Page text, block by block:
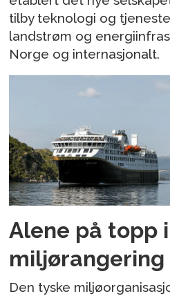
tilby teknologi og
landstrøm og
Norge og internasjonalt.
Alene på topp
miljørangering
Den tyske